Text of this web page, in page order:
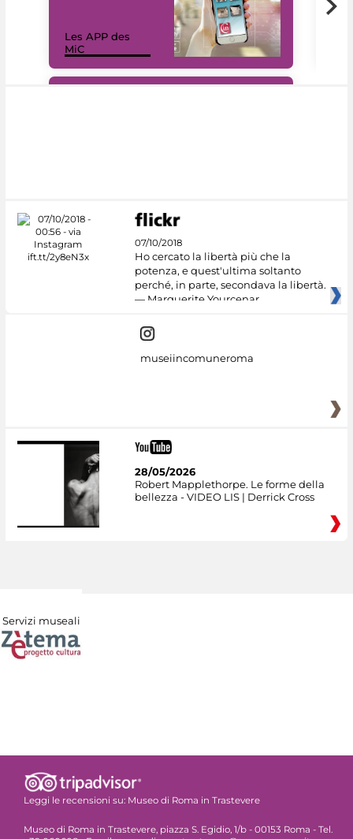
Les APP des
MiC
07/10/2018
Ho cercato la libertà più che la
potenza, e quest'ultima soltanto
perché, in parte, secondava la libertà.
— Marguerite Yourcenar
museiincomuneroma
28/05/2026
Robert Mapplethorpe. Le forme della
bellezza - VIDEO LIS | Derrick Cross
Servizi museali
Leggi le recensioni su: Museo di Roma in Trastevere
Museo di Roma in Trastevere, piazza S. Egidio, 1/b - 00153 Roma - Tel.